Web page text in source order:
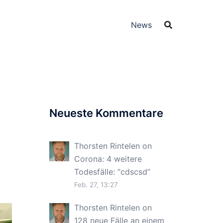
News
Neueste Kommentare
Thorsten Rintelen on
Corona: 4 weitere
Todesfälle: “cdscsd”
Feb. 27, 13:27
Thorsten Rintelen on
128 neue Fälle an einem